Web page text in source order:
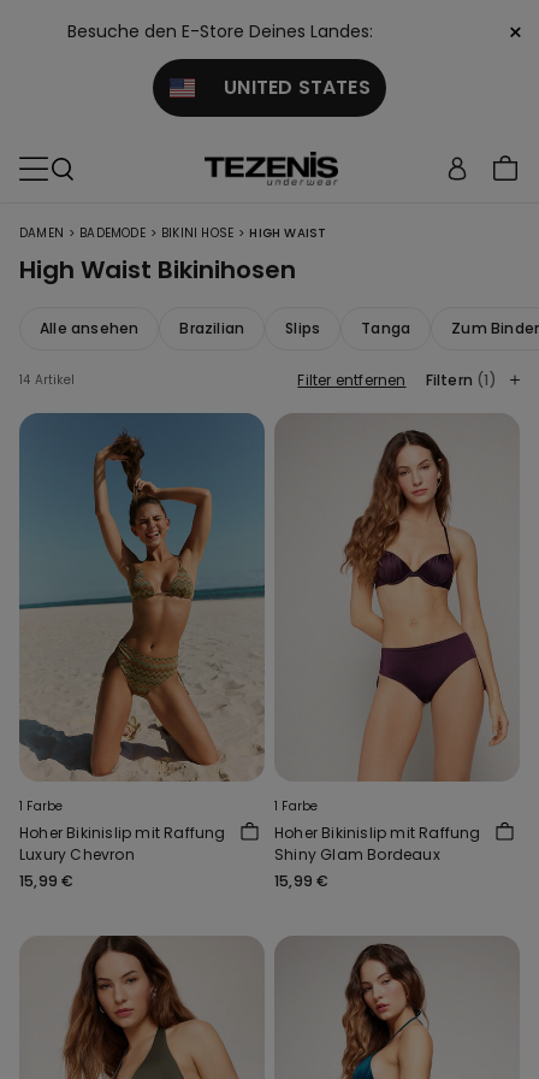
Besuche den E-Store Deines Landes:
UNITED STATES
×
DAMEN > BADEMODE > BIKINI HOSE > HIGH WAIST
High Waist Bikinihosen
Alle ansehen Brazilian Slips Tanga Zum
14 Artikel Filter entfernen Filtern (1)
1 Farbe
Hoher Bikinislip mit Raffung
Luxury Chevron
15,99 €
1 Farbe
Hoher Bikinislip mit Raffung
Shiny Glam Bordeaux
15,99 €